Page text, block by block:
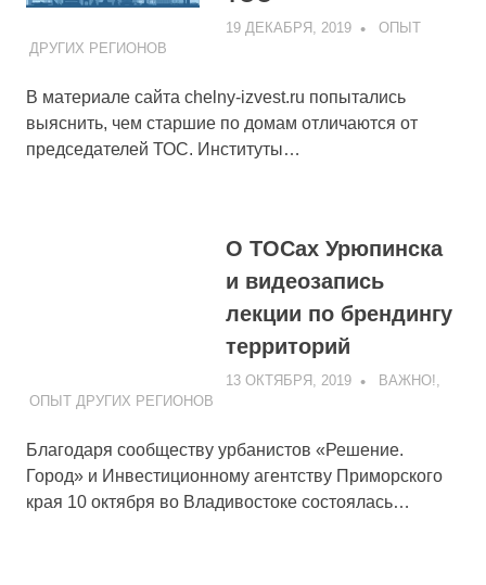
19 ДЕКАБРЯ, 2019 ADMIN
ОПЫТ
ДРУГИХ РЕГИОНОВ
В материале сайта chelny-izvest.ru попытались
выяснить, чем старшие по домам отличаются от
председателей ТОС. Институты…
О ТОСах Урюпинска
и видеозапись
лекции по брендингу
территорий
13 ОКТЯБРЯ, 2019 ADMIN
ВАЖНО!
ОПЫТ ДРУГИХ РЕГИОНОВ
Благодаря сообществу урбанистов «Решение.
Город» и Инвестиционному агентству Приморского
края 10 октября во Владивостоке состоялась…